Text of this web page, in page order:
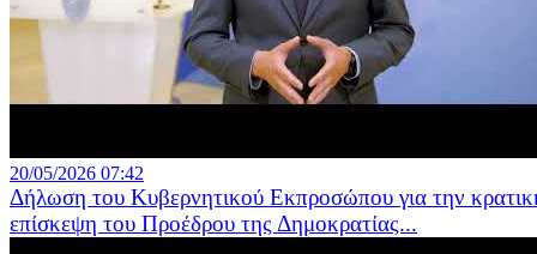
20/05/2026 07:42
Δήλωση του Κυβερνητικού Εκπροσώπου για την
επίσκεψη του Προέδρου της Δημοκρατίας...